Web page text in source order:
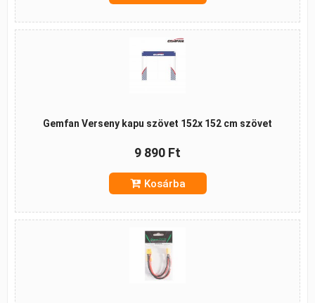
Gemfan Verseny kapu szövet 152x 152 cm szövet
9 890 Ft
Kosárba